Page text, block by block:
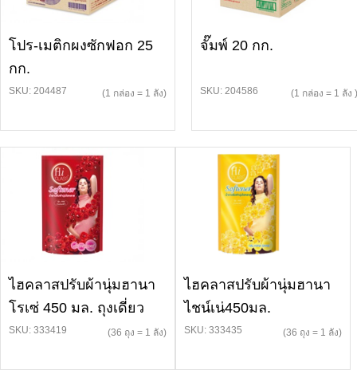
โปร-เมติกผงซักฟอก 25
กก.
SKU: 204487 (1 กล่อง = 1 ลัง)
จั๊มพ์ 20 กก.
SKU: 204586 (1 กล่อง = 1 ลัง )
ไฮคลาสปรับผ้านุ่มฮานา
โรเซ่ 450 มล. ถุงเดี่ยว
SKU: 333419 (36 ถุง = 1 ลัง)
ไฮคลาสปรับผ้านุ่มฮานา
ไชน์เน่450มล.
SKU: 333435 (36 ถุง = 1 ลัง)